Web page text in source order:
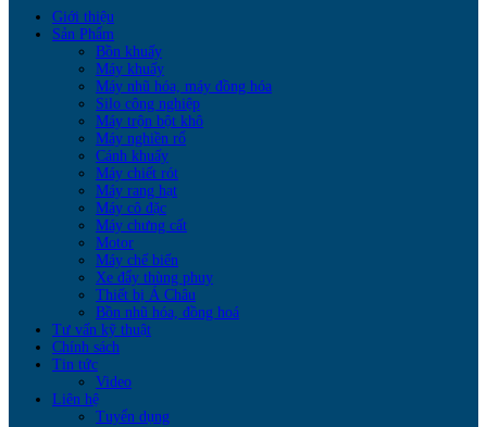
Giới thiệu
Sản Phẩm
Bồn khuấy
Máy khuấy
Máy nhũ hóa, máy đồng hóa
Silo công nghiệp
Máy trộn bột khô
Máy nghiền rổ
Cánh khuấy
Máy chiết rót
Máy rang hạt
Máy cô đặc
Máy chưng cất
Motor
Máy chế biến
Xe đẩy thùng phuy
Thiết bị Á Châu
Bồn nhũ hóa, đồng hoá
Tư vấn kỹ thuật
Chính sách
Tin tức
Video
Liên hệ
Tuyển dụng